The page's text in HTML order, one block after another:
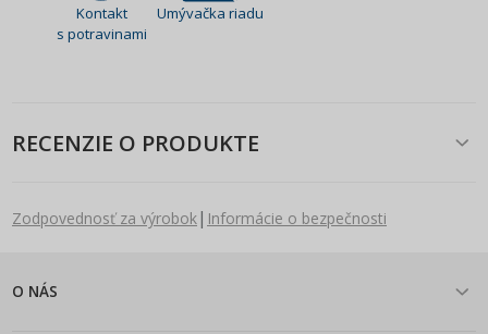
Kontakt
s potravinami
Umývačka riadu
RECENZIE O PRODUKTE
Zodpovednosť za výrobok| Informácie o bezpečnosti
O NÁS